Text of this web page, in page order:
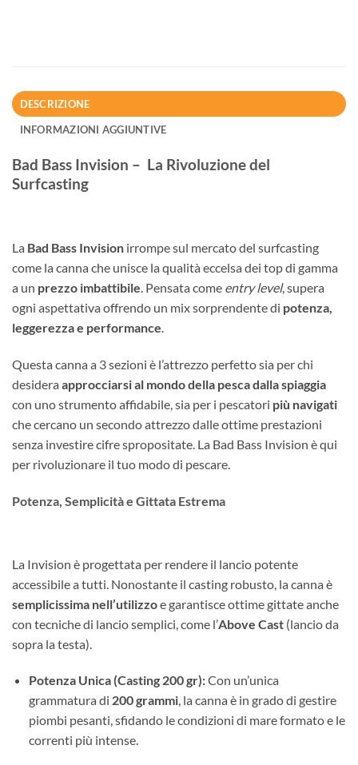
DESCRIZIONE
INFORMAZIONI AGGIUNTIVE
Bad Bass Invision – La Rivoluzione del
Surfcasting
La Bad Bass Invision irrompe sul mercato del surfcasting
come la canna che unisce la qualità eccelsa dei top di gamma
a un prezzo imbattibile. Pensata come entry level, supera
ogni aspettativa offrendo un mix sorprendente di potenza,
leggerezza e performance.
Questa canna a 3 sezioni è l’attrezzo perfetto sia per chi
desidera approcciarsi al mondo della pesca dalla spiaggia
con uno strumento affidabile, sia per i pescatori più navigati
che cercano un secondo attrezzo dalle ottime prestazioni
senza investire cifre spropositate. La Bad Bass Invision è qui
per rivoluzionare il tuo modo di pescare.
Potenza, Semplicità e Gittata Estrema
La Invision è progettata per rendere il lancio potente
accessibile a tutti. Nonostante il casting robusto, la canna è
semplicissima nell’utilizzoe garantisce ottime gittate anche
con tecniche di lancio semplici, come l’Above Cast (lancio da
sopra la testa).
Potenza Unica (Casting 200 gr):Con un’unica
grammatura di 200 grammi, la canna è in grado di gestire
piombi pesanti, sfidando le condizioni di mare formato e le
correnti più intense.